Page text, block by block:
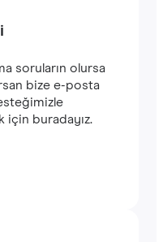
soruların olursa
bize e-posta
için buradayız.